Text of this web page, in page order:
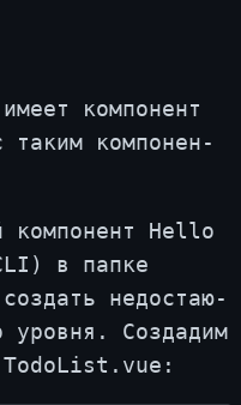
ком­по­нент
та­ким ком­по­нен­
ком­по­нент Hello
в пап­ке
недо­ста­ю­
уров­ня. Со­зда­дим
TodoList.vue: